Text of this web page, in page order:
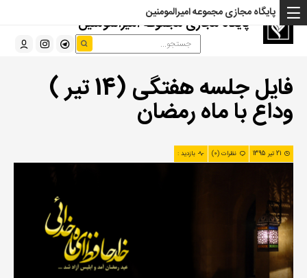
پایگاه مجازی مجموعه امیرالمومنین
پایگاه مجازی مجموعه امیرالمومنین
فایل جلسه هفتگی (14 تیر )
وداع با ماه رمضان
21 تیر 1395 نظرات (0) بازدید :